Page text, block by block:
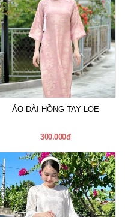
ÁO DÀI HỒNG TAY LOE
300.000đ